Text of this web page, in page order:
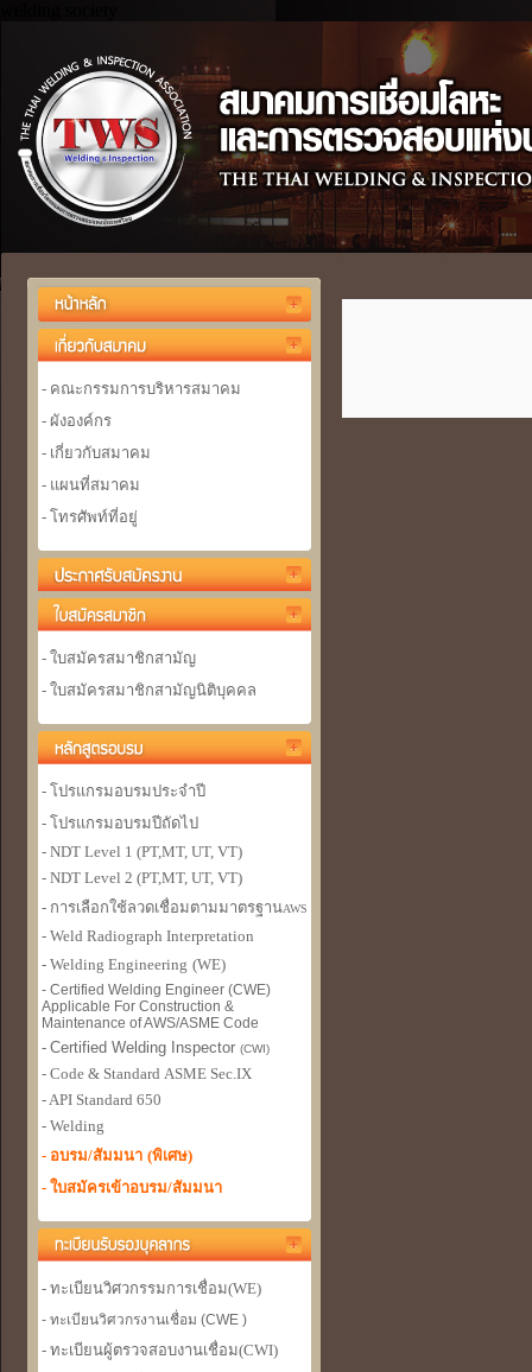
- คณะกรรมการบริหารสมาคม
- ผังองค์กร
- เกี่ยวกับสมาคม
- แผนที่สมาคม
- โทรศัพท์ที่อยู่
- ใบสมัครสมาชิกสามัญ
- ใบสมัครสมาชิกสามัญนิติบุคคล
- โปรแกรมอบรมประจำปี
- โปรแกรมอบรมปีถัดไป
- NDT Level 1 (PT,MT, UT, VT)
- NDT Level 2 (PT,MT, UT, VT)
- การเลือกใช้ลวดเชื่อมตามมาตรฐานAWS
- Weld Radiograph Interpretation
- Welding Engineering (WE)
- Certified Welding Engineer (CWE)
Applicable For Construction &
Maintenance of AWS/ASME Code
- Certified Welding Inspector (CWI)
- Code & Standard ASME Sec.IX
- API Standard 650
- Welding
- อบรม/สัมมนา (พิเศษ)
- ใบสมัครเข้าอบรม/สัมมนา
- ทะเบียนวิศวกรรมการเชื่อม(WE)
- ทะเบียนวิศวกรงานเชื่อม (CWE )
- ทะเบียนผู้ตรวจสอบงานเชื่อม(CWI)